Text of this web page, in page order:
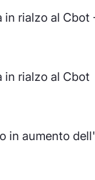
in rialzo al Cbot
in rialzo al Cbot
in aumento